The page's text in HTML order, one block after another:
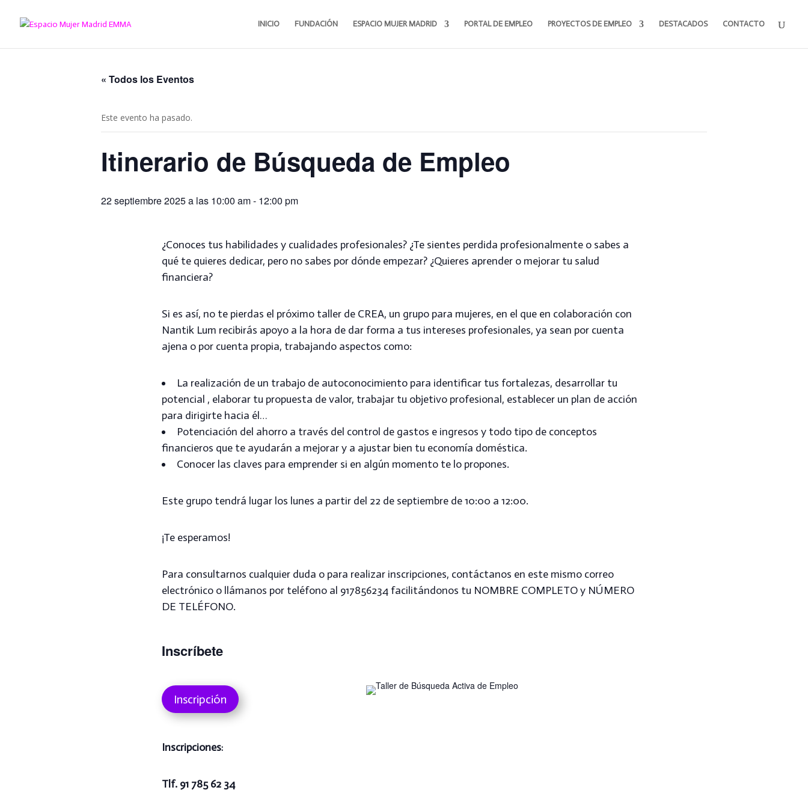
INICIO FUNDACIÓN ESPACIO MUJER MADRID PORTAL DE EMPLEO PROYECTOS DE EMPLEO DESTACADOS CONTACTO
« Todos los Eventos
Este evento ha pasado.
Itinerario de Búsqueda de Empleo
22 septiembre 2025 a las 10:00 am- 12:00 pm
¿Conoces tus habilidades y cualidades profesionales? ¿Te sientes perdida profesionalmente o sabes a
qué te quieres dedicar, pero no sabes por dónde empezar? ¿Quieres aprender o mejorar tu salud
financiera?
Si es así, no te pierdas el próximo taller de CREA, un grupo para mujeres, en el que en colaboración con
Nantik Lum recibirás apoyo a la hora de dar forma a tus intereses profesionales, ya sean por cuenta
ajena o por cuenta propia, trabajando aspectos como:
La realización de un trabajo de autoconocimiento para identificar tus fortalezas, desarrollar tu
potencial , elaborar tu propuesta de valor, trabajar tu objetivo profesional, establecer un plan de acción
para dirigirte hacia él…
Potenciación del ahorro a través del control de gastos e ingresos y todo tipo de conceptos
financieros que te ayudarán a mejorar y a ajustar bien tu economía doméstica.
Conocer las claves para emprender si en algún momento te lo propones.
Este grupo tendrá lugar los lunes a partir del 22 de septiembre de 10:00 a 12:00.
¡Te esperamos!
Para consultarnos cualquier duda o para realizar inscripciones, contáctanos en este mismo correo
electrónico o llámanos por teléfono al 917856234 facilitándonos tu NOMBRE COMPLETO y NÚMERO
DE TELÉFONO.
Inscríbete
Inscripción
Inscripciones:
Tlf. 91 785 62 34